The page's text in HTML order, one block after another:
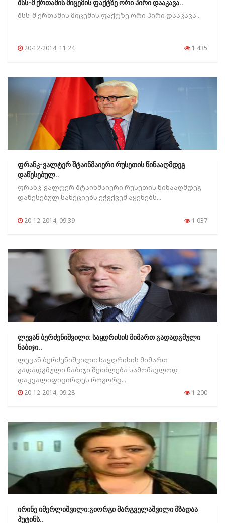
შსს-მ ქრთამის მიცემის ფაქტზე ორი პირი დააკავა..
შსს-მ ქრთამის მიცემის ფაქტზე ორი პირი დააკავა...
20-12-2014, 11:24 1 435
ფრანკ-ვალტერ შტაინმაიერი რუსეთის წინააღმდეგ
დაწესებულ..
ფრანკ-ვალტერ შტაინმაიერი რუსეთის წინააღმდეგ
დაწესებულ სანქციებს ეჭვქვეშ აყენებს...
20-12-2014, 09:39 1 037
ლევან ბერძენიშვილი: საყდრისის მიმართ გადადგმული
ნაბიჯი..
ლევან ბერძენიშვილი: საყდრისის მიმართ
გადადგმული ნაბიჯი შეიძლება სამომავლოდ
დაკვალიფიცირდეს როგორც...
20-12-2014, 09:28 1 200
ირინე იმერლიშვილი:გიორგი მარგველაშვილი მზადაა
პუტინს..